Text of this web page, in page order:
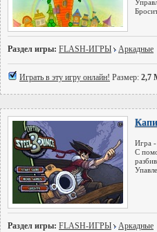
Раздел игры: FLASH-ИГРЫ Аркадные
Играть в эту игру онлайн! Размер: 2,7
Игра -
С
Раздел игры: FLASH-ИГРЫ Аркадные